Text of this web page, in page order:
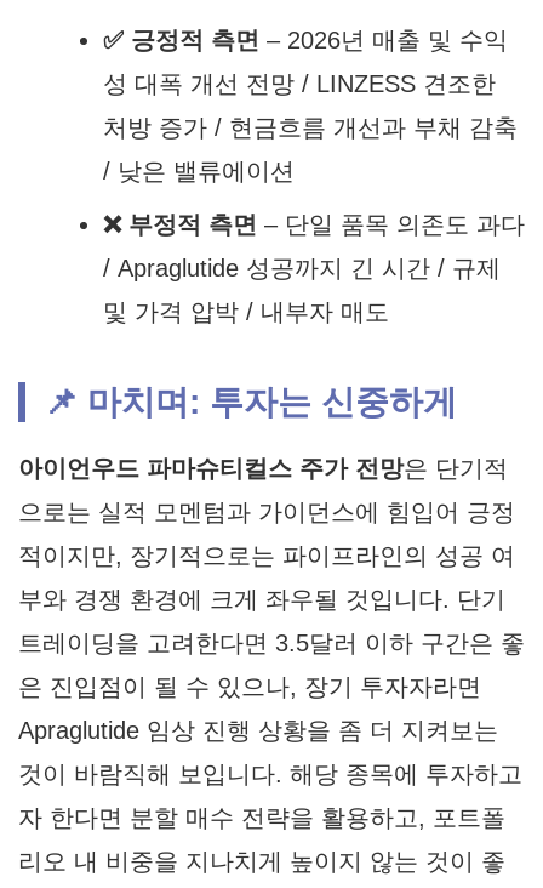
✅ 긍정적 측면 – 2026년 매출 및 수익
성 대폭 개선 전망 / LINZESS 견조한
처방 증가 / 현금흐름 개선과 부채 감축
/ 낮은 밸류에이션
❌ 부정적 측면 – 단일 품목 의존도 과다
/ Apraglutide 성공까지 긴 시간 / 규제
및 가격 압박 / 내부자 매도
📌 마치며: 투자는 신중하게
아이언우드 파마슈티컬스 주가 전망은 단기적
으로는 실적 모멘텀과 가이던스에 힘입어 긍정
적이지만, 장기적으로는 파이프라인의 성공 여
부와 경쟁 환경에 크게 좌우될 것입니다. 단기
트레이딩을 고려한다면 3.5달러 이하 구간은 좋
은 진입점이 될 수 있으나, 장기 투자자라면
Apraglutide 임상 진행 상황을 좀 더 지켜보는
것이 바람직해 보입니다. 해당 종목에 투자하고
자 한다면 분할 매수 전략을 활용하고, 포트폴
리오 내 비중을 지나치게 높이지 않는 것이 좋